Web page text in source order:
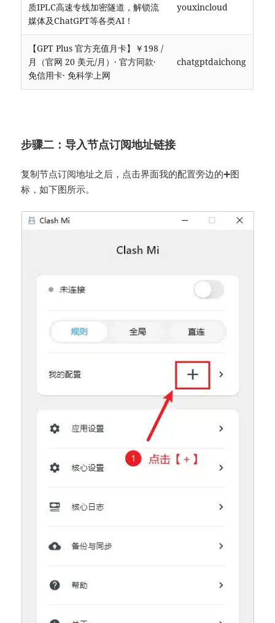
质IPLC高速专线加密隧道，解锁流
媒体及ChatGPT等各类AI！
youxincloud
【GPT Plus 官方充值月卡】￥198 /
月（官网 20 美元/月）· 官方同款·
免信用卡· 免科学上网
chatgptdaichong
步骤二：导入节点订阅地址链接
复制节点订阅地址之后，点击界面我的配置旁边的➕图
标，如下图所示。